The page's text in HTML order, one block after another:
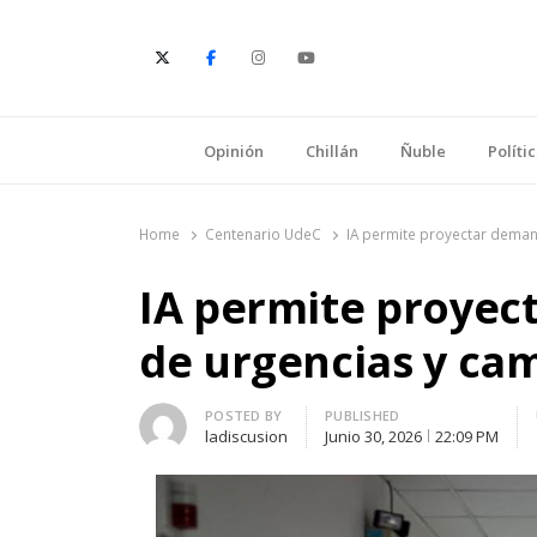
Opinión Chillán Ñuble
Home Centenario UdeC IA permite proyectar
IA permite
de urgencias y
Author
POSTED BY
ladiscusion
PUBLISHED
Junio 30, 2026 22:09 PM